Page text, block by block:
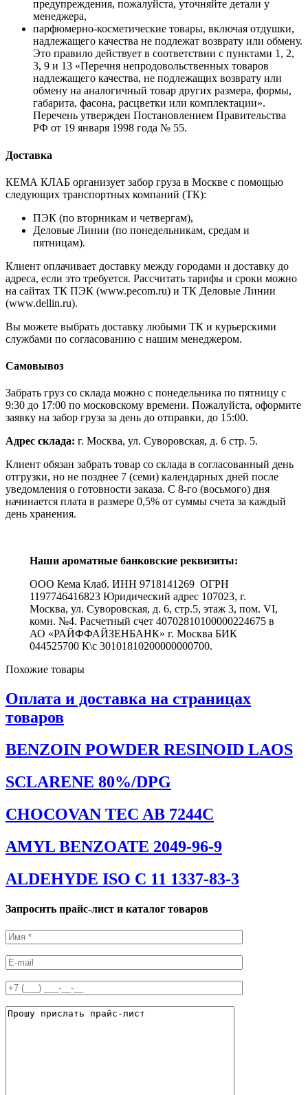
предупреждения, пожалуйста, уточняйте детали у
менеджера,
парфюмерно-косметические товары, включая отдушки,
надлежащего качества не подлежат возврату или обмену.
Это правило действует в соответствии с пунктами 1, 2,
3, 9 и 13 «Перечня непродовольственных товаров
надлежащего качества, не подлежащих возврату или
обмену на аналогичный товар других размера, формы,
габарита, фасона, расцветки или комплектации».
Перечень утвержден Постановлением Правительства
РФ от 19 января 1998 года № 55.
Доставка
КЕМА КЛАБ организует забор груза в Москве с помощью
следующих транспортных компаний (ТК):
ПЭК (по вторникам и четвергам),
Деловые Линии (по понедельникам, средам и
пятницам).
Клиент оплачивает доставку между городами и доставку до
адреса, если это требуется. Рассчитать тарифы и сроки можно
на сайтах ТК ПЭК (www.pecom.ru) и ТК Деловые Линии
(www.dellin.ru).
Вы можете выбрать доставку любыми ТК и курьерскими
службами по согласованию с нашим менеджером.
Самовывоз
Забрать груз со склада можно с понедельника по пятницу с
9:30 до 17:00 по московскому времени. Пожалуйста, оформите
заявку на забор груза за день до отправки, до 15:00.
Адрес склада: г. Москва, ул. Суворовская, д. 6 стр. 5.
Клиент обязан забрать товар со склада в согласованный день
отгрузки, но не позднее 7 (семи) календарных дней после
уведомления о готовности заказа. С 8-го (восьмого) дня
начинается плата в размере 0,5% от суммы счета за каждый
день хранения.
Наши ароматные банковские реквизиты:
ООО Кема Клаб. ИНН 9718141269 ОГРН
1197746416823 Юридический адрес 107023, г.
Москва, ул. Суворовская, д. 6, стр.5, этаж 3, пом. VI,
комн. №4. Расчетный счет 40702810100000224675 в
АО «РАЙФФАЙЗЕНБАНК» г. Москва БИК
044525700 К\с 30101810200000000700.
Похожие товары
Оплата и доставка на страницах
товаров
BENZOIN POWDER RESINOID LAOS
SCLARENE 80%/DPG
CHOCOVAN TEC AB 7244C
AMYL BENZOATE 2049-96-9
ALDEHYDE ISO C 11 1337-83-3
Запросить прайс-лист и каталог товаров